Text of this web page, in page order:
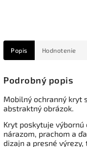
Popis Hodnotenie
Podrobný popis
Mobilný ochranný kryt
abstraktný obrázok.
Kryt poskytuje
nárazom, prachom a
dizajn a presné